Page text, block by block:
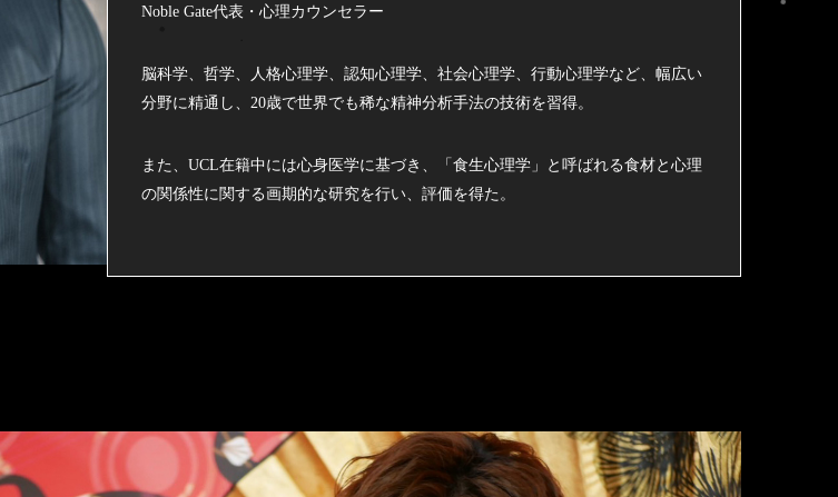
Noble Gate代表・心理カウンセラー
脳科学、哲学、人格心理学、認知心理学、社会心理学、行動心理学など、幅広い
分野に精通し、20歳で世界でも稀な精神分析手法の技術を習得。
また、UCL在籍中には心身医学に基づき、「食生心理学」と呼ばれる食材と心理
の関係性に関する画期的な研究を行い、評価を得た。